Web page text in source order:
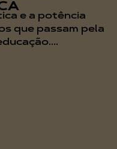
e a potência
que passam pela